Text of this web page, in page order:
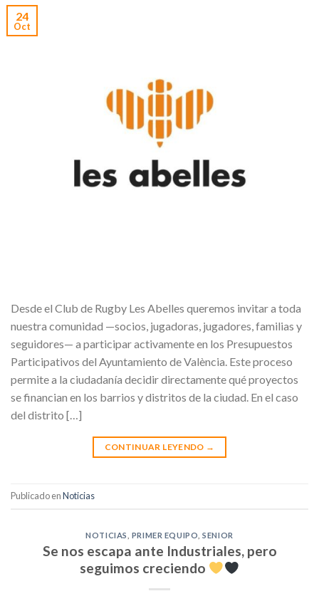
24
Oct
Desde el Club de Rugby Les Abelles queremos invitar a toda
nuestra comunidad —socios, jugadoras, jugadores, familias y
seguidores— a participar activamente en los Presupuestos
Participativos del Ayuntamiento de València. Este proceso
permite a la ciudadanía decidir directamente qué proyectos
se financian en los barrios y distritos de la ciudad. En el caso
del distrito […]
CONTINUAR LEYENDO →
Publicado enNoticias
NOTICIAS PRIMER EQUIPO ,SENIOR
Se nos escapa ante Industriales, pero
seguimos creciendo